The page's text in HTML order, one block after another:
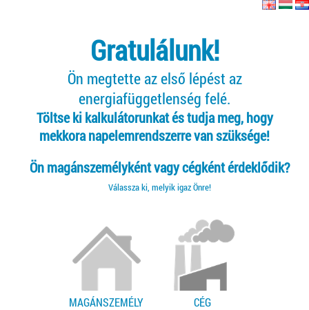
Gratulálunk!
Ön megtette az első lépést az
energiafüggetlenség felé.
Töltse ki kalkulátorunkat és tudja meg, hogy
mekkora napelemrendszerre van szüksége!
Ön magánszemélyként vagy cégként érdeklődik?
Válassza ki, melyik igaz Önre!
MAGÁNSZEMÉLY CÉG